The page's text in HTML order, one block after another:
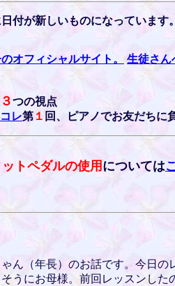
付が新しいものになっていま
オフィシャルサイト。 生徒さん
３つの視点
レ第 １ 回、ピアノでお友だちに
ットペダルの使用については
ん（年長）のお話です。今日
うにお母様。前回レッスンし